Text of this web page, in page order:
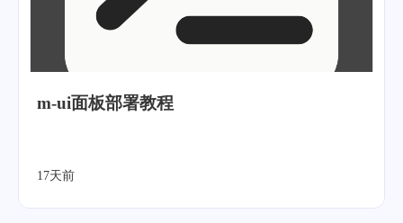
m-ui面板部署教程
17天前